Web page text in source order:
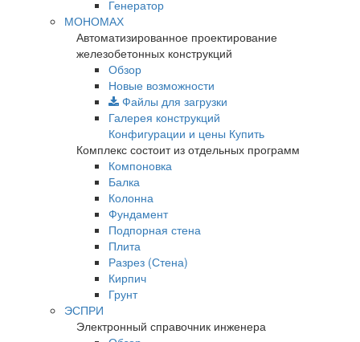
Генератор
МОНОМАХ
Автоматизированное проектирование
железобетонных конструкций
Обзор
Новые возможности
Файлы для загрузки
Галерея конструкций
Конфигурации и цены Купить
Комплекс состоит из отдельных программ
Компоновка
Балка
Колонна
Фундамент
Подпорная стена
Плита
Разрез (Стена)
Кирпич
Грунт
ЭСПРИ
Электронный справочник инженера